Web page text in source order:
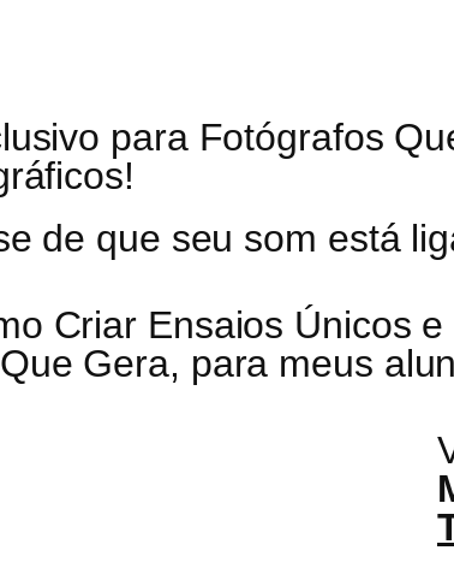
para Fotógrafos
de que seu som está
Criar Ensaios Únicos
Gera, para meus